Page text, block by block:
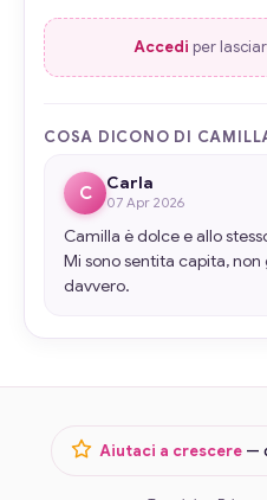
Accedi per
COSA DICONO DI
C Carla
07 Apr 2026
Camilla è dolce e allo
Mi sono sentita capita,
davvero.
Aiutaci a crescere—